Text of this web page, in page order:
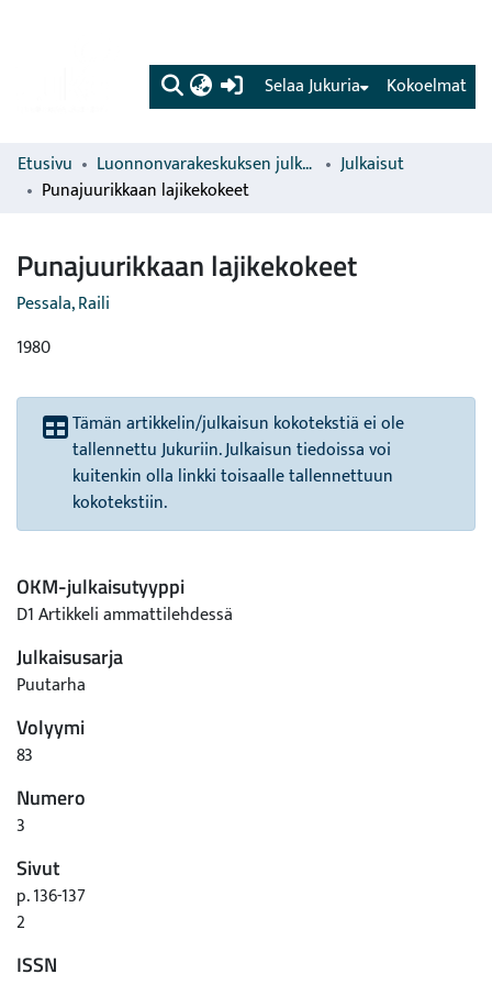
(current) Kokoelmat
Selaa Jukuria
Etusivu Luonnonvarakeskuksen julkaisut
Julkaisut
Punajuurikkaan lajikekokeet
Punajuurikkaan lajikekokeet
Pessala, Raili
1980
Tämän artikkelin/julkaisun kokotekstiä ei ole
tallennettu Jukuriin. Julkaisun tiedoissa voi
kuitenkin olla linkki toisaalle tallennettuun
kokotekstiin.
OKM-julkaisutyyppi
D1 Artikkeli ammattilehdessä
Julkaisusarja
Puutarha
Volyymi
83
Numero
3
Sivut
p. 136-137
2
ISSN